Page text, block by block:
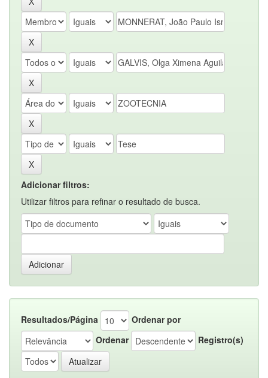
Adicionar filtros:
Utilizar filtros para refinar o resultado de busca.
Resultados/Página
Ordenar por
Ordenar
Registro(s)